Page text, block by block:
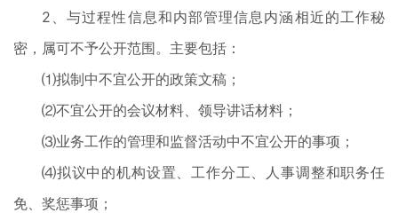
2、与过程性信息和内部管理信息内涵相近的工作秘
密，属可不予公开范围。主要包括：
⑴拟制中不宜公开的政策文稿；
⑵不宜公开的会议材料、领导讲话材料；
⑶业务工作的管理和监督活动中不宜公开的事项；
⑷拟议中的机构设置、工作分工、人事调整和职务任
免、奖惩事项；